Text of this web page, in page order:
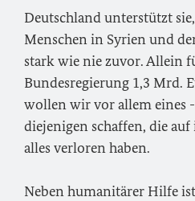
Deutschland unterstützt
Menschen in Syrien und
stark wie nie zuvor. Allein
Bundesregierung 1,3 Mrd.
wollen wir vor allem eines
diejenigen schaffen, die
alles verloren haben.
Neben humanitärer Hilfe